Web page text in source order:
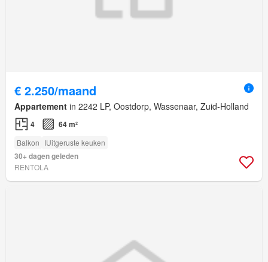
€ 2.250/maand
Appartement in 2242 LP, Oostdorp, Wassenaar, Zuid-Holland
4 64 m²
Balkon IUitgeruste keuken
30+ dagen geleden
RENTOLA